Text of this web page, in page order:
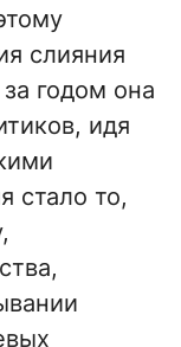
слияния
годом она
идя
стало то,